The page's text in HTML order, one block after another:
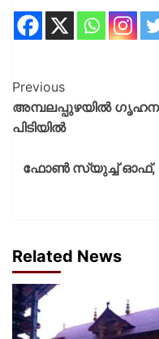
Previous
അമ്പലപ്പുഴയിൽ
പിടിയിൽ
ഫോൺ സ്യുച്ച് ഓഫ്,
Related News